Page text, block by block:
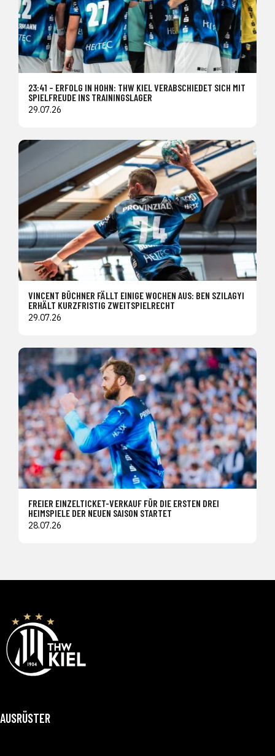
23:41 – ERFOLG IN HOHN: THW KIEL VERABSCHIEDET SICH MIT
SPIELFREUDE INS TRAININGSLAGER
29.07.26
VINCENT BÜCHNER FÄLLT EINIGE WOCHEN AUS: BEN SZILAGYI
ERHÄLT KURZFRISTIG ZWEITSPIELRECHT
29.07.26
FREIER EINZELTICKET-VERKAUF FÜR DIE ERSTEN DREI
HEIMSPIELE DER NEUEN SAISON STARTET
28.07.26
AUSRÜSTER